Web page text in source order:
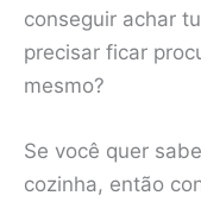
conseguir achar
precisar ficar
mesmo?
Se você quer
cozinha, então